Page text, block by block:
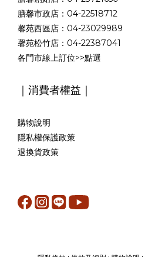
膳馨市政店：04-22518712
馨苑西區店：04-23029989
馨苑松竹店：04-22387041
各門市線上訂位>>點選
｜消費者權益｜
購物說明
隱私權保護政策
退換貨政策